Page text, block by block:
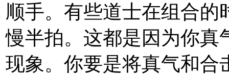
顺手。有些道士在组合的
慢半拍。这都是因为你真
现象。你要是将真气和合